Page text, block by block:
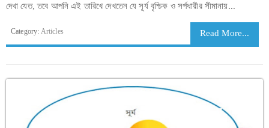
দেখা যেত, তবে আপনি এই তারিখে দেখতেন যে সূর্য বৃশ্চিক ও সর্পধারীর সীমানায়...
Category: Articles Read More...